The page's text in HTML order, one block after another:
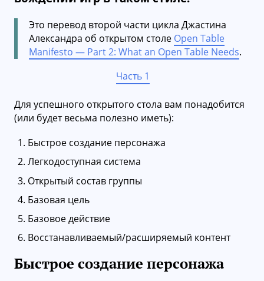
Это перевод второй части цикла Джастина
Александра об открытом столе Open Table
Manifesto — Part 2: What an Open Table Needs.
Часть 1
Для успешного открытого стола вам понадобится
(или будет весьма полезно иметь):
Быстрое создание персонажа
Легкодоступная система
Открытый состав группы
Базовая цель
Базовое действие
Восстанавливаемый/расширяемый контент
Быстрое создание персонажа